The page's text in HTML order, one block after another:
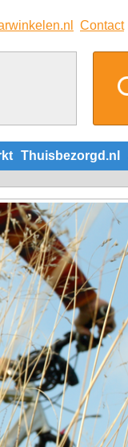
Contact
Thuisbezorgd.nl